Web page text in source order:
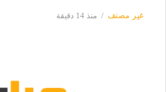
غير مصنف منذ 14 دقيقة